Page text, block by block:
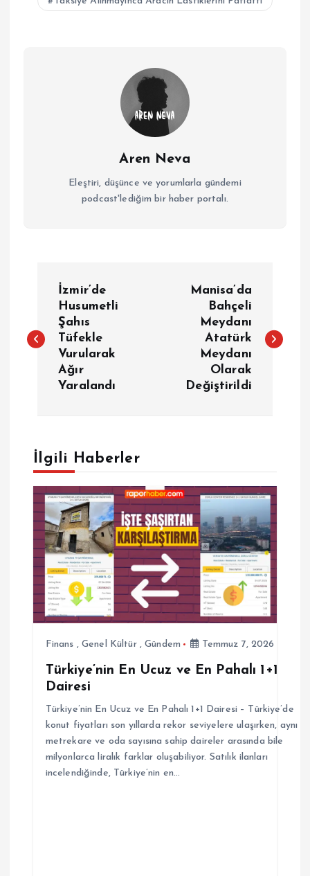
Aren Neva
Eleştiri, düşünce ve yorumlarla gündemi
podcast'lediğim bir haber portalı.
z
e
z
n
m
e
İzmir’de
Husumetli
Şahıs
Tüfekle
Vurularak
Ağır
Yaralandı
Manisa’da
Bahçeli
Meydanı
Atatürk
Meydanı
Olarak
Değiştirildi
İlgili Haberler
Finans ,Genel Kültür,Gündem Temmuz 7, 2026
Türkiye’nin En Ucuz ve En Pahalı 1+1
Dairesi
Türkiye’nin En Ucuz ve En Pahalı 1+1 Dairesi – Türkiye’de
konut fiyatları son yıllarda rekor seviyelere ulaşırken, aynı
metrekare ve oda sayısına sahip daireler arasında bile
milyonlarca liralık farklar oluşabiliyor. Satılık ilanları
incelendiğinde, Türkiye’nin en…